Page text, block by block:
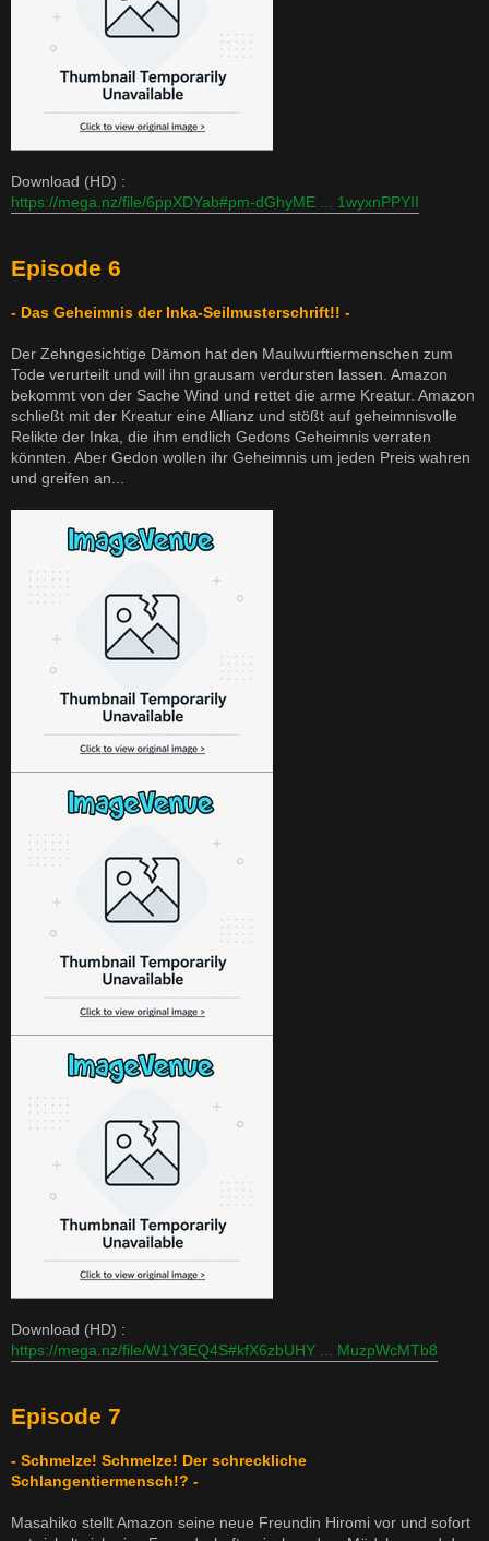
Download (HD) :
https://mega.nz/file/6ppXDYab#pm-dGhyME ... 1wyxnPPYII
Episode 6
- Das Geheimnis der Inka-Seilmusterschrift!! -
Der Zehngesichtige Dämon hat den Maulwurftiermenschen zum
Tode verurteilt und will ihn grausam verdursten lassen. Amazon
bekommt von der Sache Wind und rettet die arme Kreatur. Amazon
schließt mit der Kreatur eine Allianz und stößt auf geheimnisvolle
Relikte der Inka, die ihm endlich Gedons Geheimnis verraten
könnten. Aber Gedon wollen ihr Geheimnis um jeden Preis wahren
und greifen an...
Download (HD) :
https://mega.nz/file/W1Y3EQ4S#kfX6zbUHY ... MuzpWcMTb8
Episode 7
- Schmelze! Schmelze! Der schreckliche
Schlangentiermensch!? -
Masahiko stellt Amazon seine neue Freundin Hiromi vor und sofort